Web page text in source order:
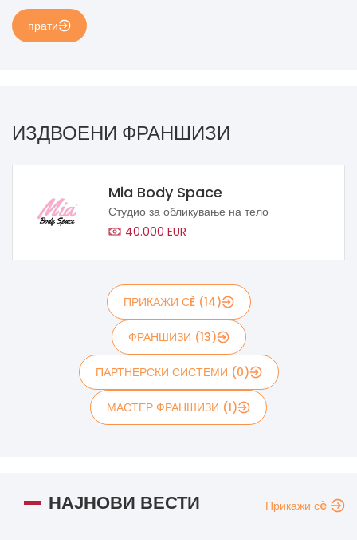
прати
ИЗДВОЕНИ ФРАНШИЗИ
Mia Body Space
Студио за обликување на тело
40.000 EUR
ПРИКАЖИ СÈ (14)
ФРАНШИЗИ (13)
ПАРТНЕРСКИ СИСТЕМИ (0)
МАСТЕР ФРАНШИЗИ (1)
НАЈНОВИ ВЕСТИ Прикажи сè